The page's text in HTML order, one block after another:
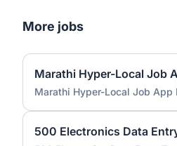
More jobs
Marathi Hyper-Local Job
Marathi Hyper-Local Job App
500 Electronics Data